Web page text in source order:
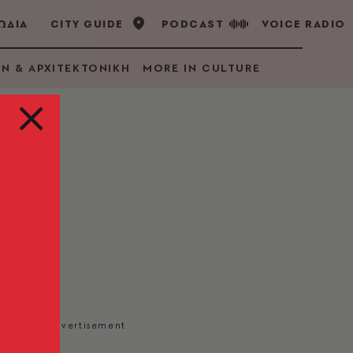
CITY GUIDE PODCAST VOICE RADIO
& ΑΡΧΙΤΕΚΤΟΝΙΚΗ MORE IN CULTURE